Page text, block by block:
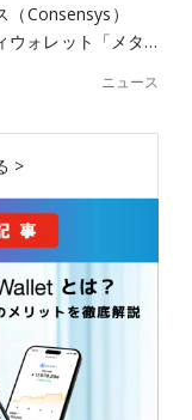
Consensys）
ウォレット「メタ…
ニュース
>